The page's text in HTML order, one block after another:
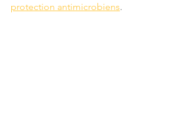
protection antimicrobiens.